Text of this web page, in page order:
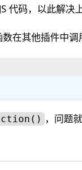
代码，以此解
数在其他插件中
，问题